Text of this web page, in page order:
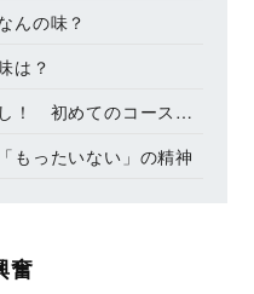
んの味？
は？
めてのコース料理体験
もったいない」の精神
奮